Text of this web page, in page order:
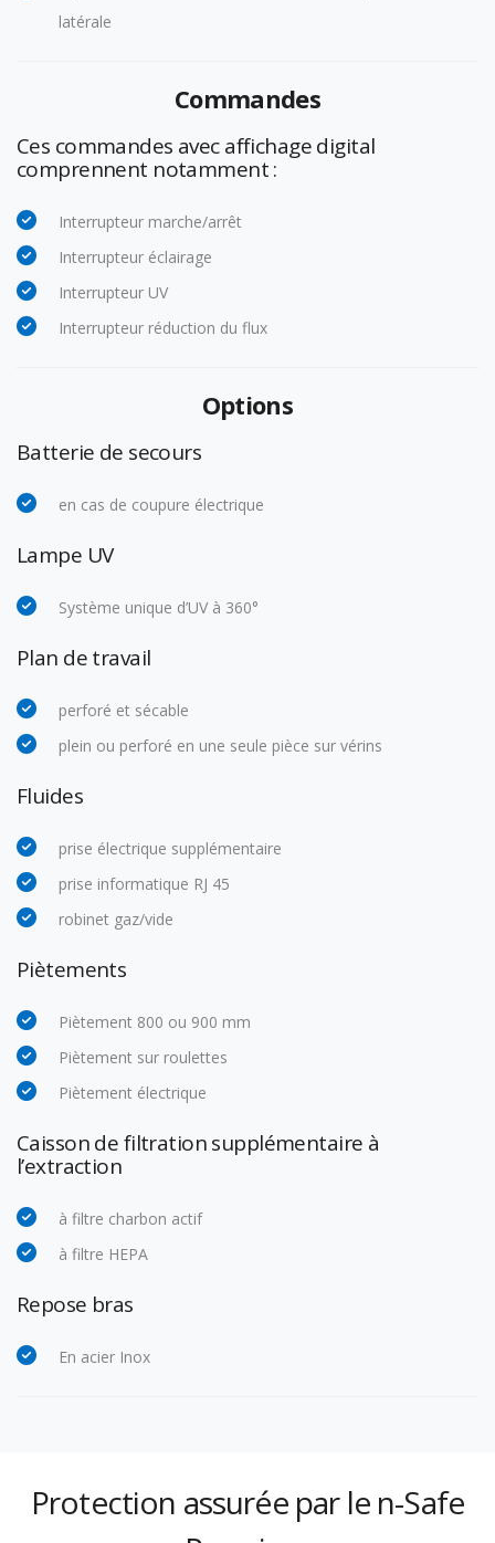
latérale
Commandes
Ces commandes avec affichage digital
comprennent notamment :
Interrupteur marche/arrêt
Interrupteur éclairage
Interrupteur UV
Interrupteur réduction du flux
Options
Batterie de secours
en cas de coupure électrique
Lampe UV
Système unique d’UV à 360°
Plan de travail
perforé et sécable
plein ou perforé en une seule pièce sur vérins
Fluides
prise électrique supplémentaire
prise informatique RJ 45
robinet gaz/vide
Piètements
Piètement 800 ou 900 mm
Piètement sur roulettes
Piètement électrique
Caisson de filtration supplémentaire à
l’extraction
à filtre charbon actif
à filtre HEPA
Repose bras
En acier Inox
Protection assurée par le n-Safe